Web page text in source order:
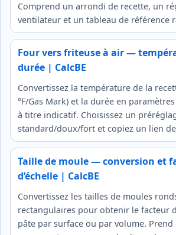
Comprend un arrondi de recette, un
ventilateur et un tableau de référence
Four vers friteuse à air —
durée | CalcBE
Convertissez la température de la
°F/Gas Mark) et la durée en
à titre indicatif. Choisissez un
standard/doux/fort et copiez un lien
Taille de moule — conversion et
d’échelle | CalcBE
Convertissez les tailles de moules
rectangulaires pour obtenir le facteur
pâte par surface ou par volume. Prend